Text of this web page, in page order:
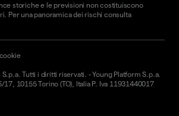
storiche e le previsioni non costituiscono
Per una panoramica dei rischi consulta
S.p.a. Tutti i diritti riservati. -Young Platform S.p.a.
10155 Torino (TO), Italia P. Iva 11931440017